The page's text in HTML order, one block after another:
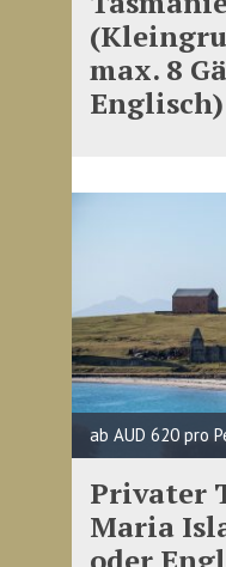
max. 8
Englisch)
ab AUD 620 pro
Privater
Maria